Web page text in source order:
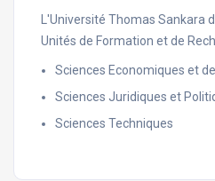
L'Université Thomas Sankara
Unités de Formation et de
Sciences Economiques et
Sciences Juridiques et
Sciences Techniques